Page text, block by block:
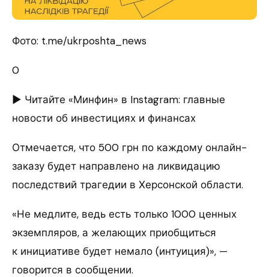
Фото: t.me/ukrposhta_news
0
► Читайте «Минфин» в Instagram: главные
новости об инвестициях и финансах
Отмечается, что 500 грн по каждому онлайн-
заказу будет направлено на ликвидацию
последствий трагедии в Херсонской области.
«Не медлите, ведь есть только 1000 ценных
экземпляров, а желающих приобщиться
к инициативе будет немало (интуиция)», —
говорится в сообщении.